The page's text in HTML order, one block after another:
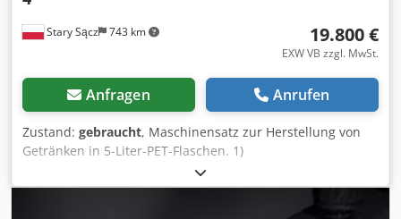
Stary Sącz 743 km 19.800 €
EXW VB zzgl. MwSt.
Anfragen Anrufen
Zustand: gebraucht, Maschinensatz zur Herstellung von
Getränken in 5-Liter-PET-Flaschen. 1)
Karussellgießmaschine RIVI 24 - Maschine im Jahr 2013
modernisiert - bisher für 1,5 L Flaschen (24 Ausgießer)
verwendet - Anzahl der Ausgießköpfe: 12 Stück (für 5 L